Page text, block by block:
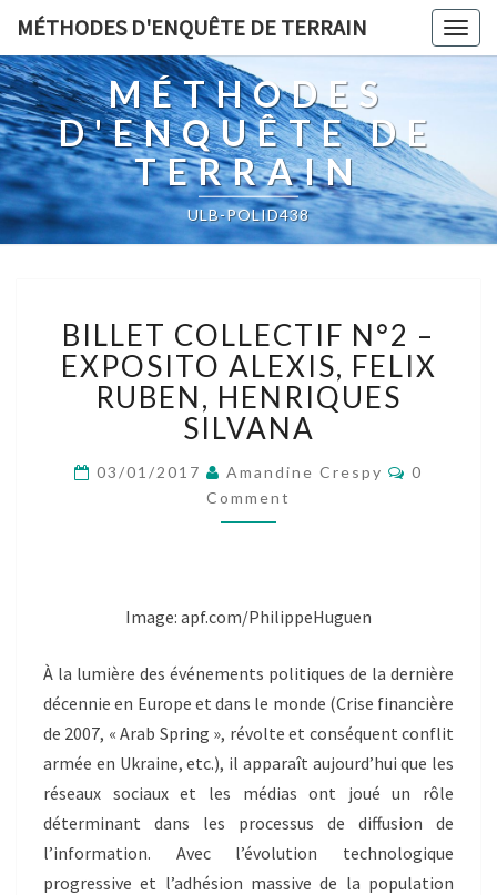
MÉTHODES D'ENQUÊTE DE TERRAIN
MÉTHODES
D'ENQUÊTE DE
TERRAIN
ULB-POLID438
COLLECTIF
N°2
–
EXPOSITO
ALEXIS,
RUBEN,
HENRIQUES
SILVANA
BILLET COLLECTIF N°2 –
EXPOSITO ALEXIS, FELIX
RUBEN, HENRIQUES
SILVANA
03/01/2017 Amandine Crespy
0
Comment
Image: apf.com/PhilippeHuguen
À la lumière des événements politiques de la dernière
décennie en Europe et dans le monde (Crise financière
de 2007, « Arab Spring », révolte et conséquent conflit
armée en Ukraine, etc.), il apparaît aujourd’hui que les
réseaux sociaux et les médias ont joué un rôle
déterminant dans les processus de diffusion de
l’information. Avec l’évolution technologique
progressive et l’adhésion massive de la population